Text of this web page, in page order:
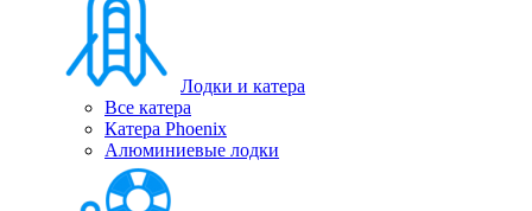
Лодки и катера
Все катера
Катера Phoenix
Алюминиевые лодки